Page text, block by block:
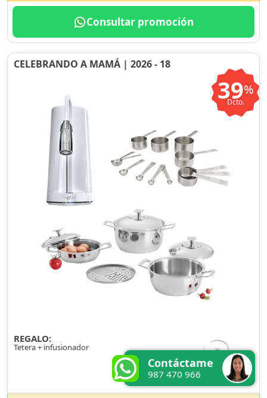
Consultar promoción
CELEBRANDO A MAMÁ | 2026 - 18
39%
Dcto.
REGALO:
Tetera + infusionador
Contáctame
987 470 966